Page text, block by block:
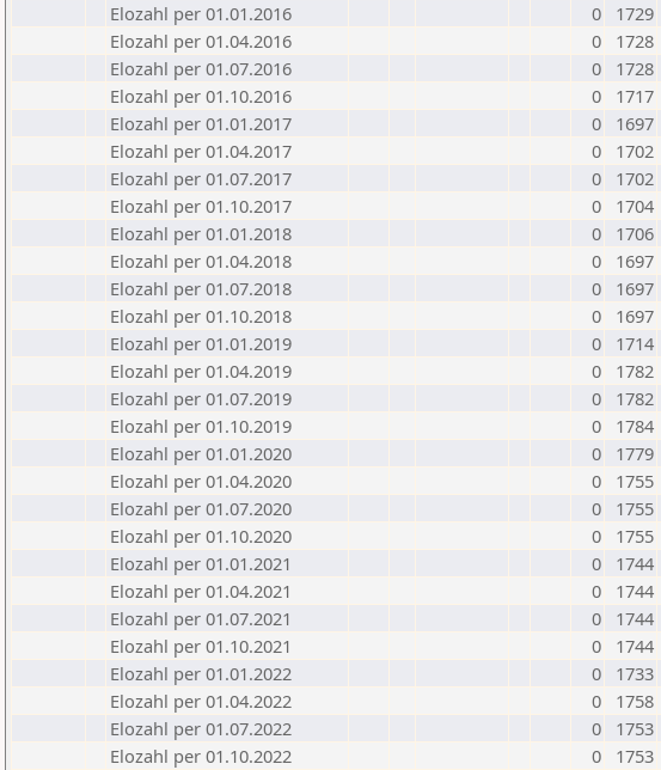
Elozahl per 01.01.2016
0
1729
Elozahl per 01.04.2016
0
1728
Elozahl per 01.07.2016
0
1728
Elozahl per 01.10.2016
0
1717
Elozahl per 01.01.2017
0
1697
Elozahl per 01.04.2017
0
1702
Elozahl per 01.07.2017
0
1702
Elozahl per 01.10.2017
0
1704
Elozahl per 01.01.2018
0
1706
Elozahl per 01.04.2018
0
1697
Elozahl per 01.07.2018
0
1697
Elozahl per 01.10.2018
0
1697
Elozahl per 01.01.2019
0
1714
Elozahl per 01.04.2019
0
1782
Elozahl per 01.07.2019
0
1782
Elozahl per 01.10.2019
0
1784
Elozahl per 01.01.2020
0
1779
Elozahl per 01.04.2020
0
1755
Elozahl per 01.07.2020
0
1755
Elozahl per 01.10.2020
0
1755
Elozahl per 01.01.2021
0
1744
Elozahl per 01.04.2021
0
1744
Elozahl per 01.07.2021
0
1744
Elozahl per 01.10.2021
0
1744
Elozahl per 01.01.2022
0
1733
Elozahl per 01.04.2022
0
1758
Elozahl per 01.07.2022
0
1753
Elozahl per 01.10.2022
0
1753